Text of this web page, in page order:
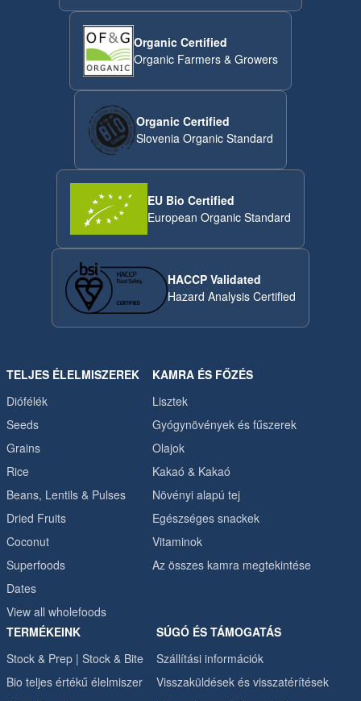
Organic Certified
Organic Farmers & Growers
Organic Certified
Slovenia Organic Standard
EU Bio Certified
European Organic Standard
HACCP Validated
Hazard Analysis Certified
TELJES ÉLELMISZEREK
Diófélék
Seeds
Grains
Rice
Beans, Lentils & Pulses
Dried Fruits
Coconut
Superfoods
Dates
View all wholefoods
KAMRA ÉS FŐZÉS
Lisztek
Gyógynövények és fűszerek
Olajok
Kakaó & Kakaó
Növényi alapú tej
Egészséges snackek
Vitaminok
Az összes kamra megtekintése
TERMÉKEINK
Stock & Prep | Stock & Bite
Bio teljes értékű élelmiszer
SÚGÓ ÉS TÁMOGATÁS
Szállítási információk
Visszaküldések és visszatérítések